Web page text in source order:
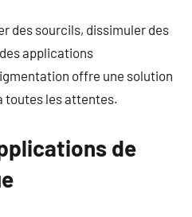
des sourcils, dissimuler des
applications
offre une solution
toutes les attentes.
de